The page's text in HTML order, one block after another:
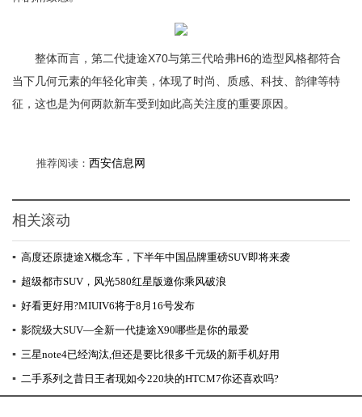
整体而言，第二代捷途X70与第三代哈弗H6的造型风格都符合
当下几何元素的年轻化审美，体现了时尚、质感、科技、韵律等特
征，这也是为何两款新车受到如此高关注度的重要原因。
推荐阅读： 西安信息网
相关滚动
▪ 高度还原捷途X概念车，下半年中国品牌重磅SUV即将来袭
▪ 超级都市SUV，风光580红星版邀你乘风破浪
▪ 好看更好用?MIUIV6将于8月16号发布
▪ 影院级大SUV—全新一代捷途X90哪些是你的最爱
▪ 三星note4已经淘汰,但还是要比很多千元级的新手机好用
▪ 二手系列之昔日王者现如今220块的HTCM7你还喜欢吗?